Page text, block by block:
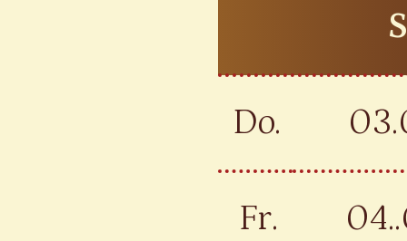
Do.
Fr.